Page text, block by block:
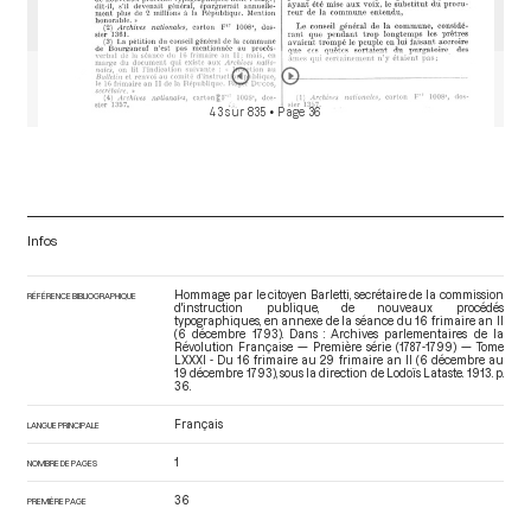
43 sur 835 • Page 36
Infos
RÉFÉRENCE BIBLIOGRAPHIQUE
Hommage par le citoyen Barletti, secrétaire de la commission
d'instruction publique, de nouveaux procédés
typographiques, en annexe de la séance du 16 frimaire an II
(6 décembre 1793). Dans : Archives parlementaires de la
Révolution Française — Première série (1787-1799) — Tome
LXXXI - Du 16 frimaire au 29 frimaire an II (6 décembre au
19 décembre 1793), sous la direction de Lodoïs Lataste. 1913. p.
36.
LANGUE PRINCIPALE Français
NOMBRE DE PAGES 1
PREMIÈRE PAGE 36